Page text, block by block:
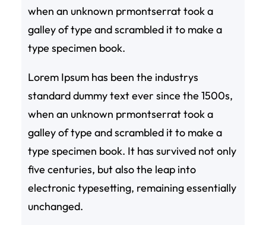
when an unknown prmontserrat took a
galley of type and scrambled it to make a
type specimen book.
Lorem Ipsum has been the industrys
standard dummy text ever since the 1500s,
when an unknown prmontserrat took a
galley of type and scrambled it to make a
type specimen book. It has survived not only
five centuries, but also the leap into
electronic typesetting, remaining essentially
unchanged.